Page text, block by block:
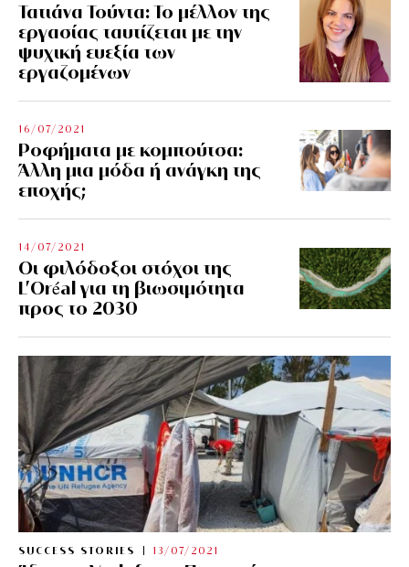
Τατιάνα Τούντα: Το μέλλον της
εργασίας ταυτίζεται με την
ψυχική ευεξία των
εργαζομένων
16/07/2021
Ροφήματα με κομπούτσα:
Άλλη μια μόδα ή ανάγκη της
εποχής;
14/07/2021
Οι φιλόδοξοι στόχοι της
L’Oréal για τη βιωσιμότητα
προς το 2030
SUCCESS STORIES 13/07/2021